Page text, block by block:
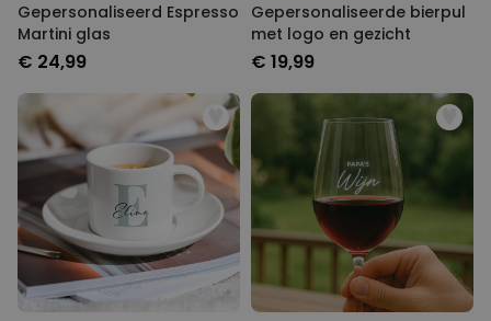
Gepersonaliseerd Espresso
Martini glas
€ 24,99
Gepersonaliseerde bierpul
met logo en gezicht
€ 19,99